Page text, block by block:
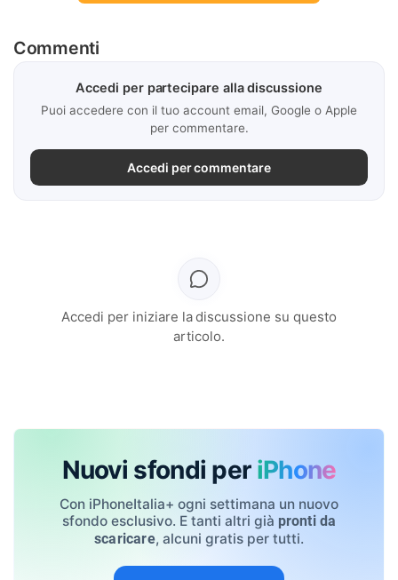
Commenti
Accedi per partecipare alla discussione
Puoi accedere con il tuo account email, Google o Apple
per commentare.
Accedi per commentare
Accedi per iniziare la discussione su questo
articolo.
Nuovi sfondi per iPhone
Con iPhoneItalia+ ogni settimana un nuovo
sfondo esclusivo. E tanti altri già pronti da
scaricare, alcuni gratis per tutti.